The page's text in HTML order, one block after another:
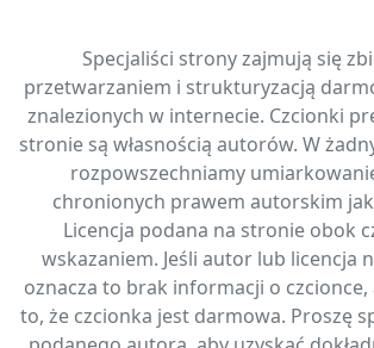
Specjaliści strony zajmują się
przetwarzaniem i strukturyzacją
znalezionych w internecie. Czcionki
stronie są własnością autorów. W
rozpowszechniamy
chronionych prawem autorskim
Licencja podana na stronie obok
wskazaniem. Jeśli autor lub licencja
oznacza to brak informacji o czcionce,
to, że czcionka jest darmowa. Proszę